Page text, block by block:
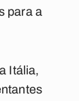
para a
Itália,